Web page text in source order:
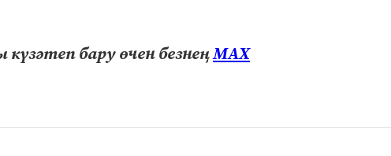
бару өчен безнеңМАХ